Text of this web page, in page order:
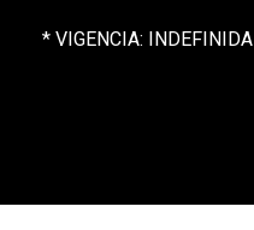
* VIGENCIA: INDEFINIDA